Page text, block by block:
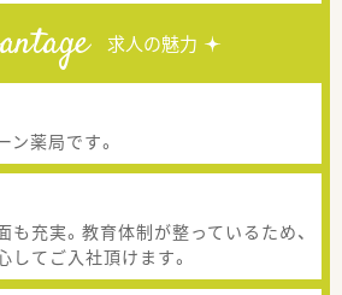
求人の魅力
薬局です。
充実。教育体制が整っているため、
てご入社頂けます。